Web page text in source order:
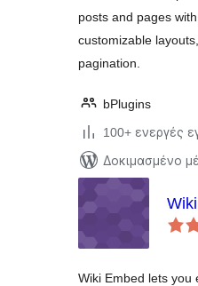
posts and pages
customizable
pagination.
bPlugins
100+ ενεργές
Δοκιμασμένο
Wiki Embed lets you